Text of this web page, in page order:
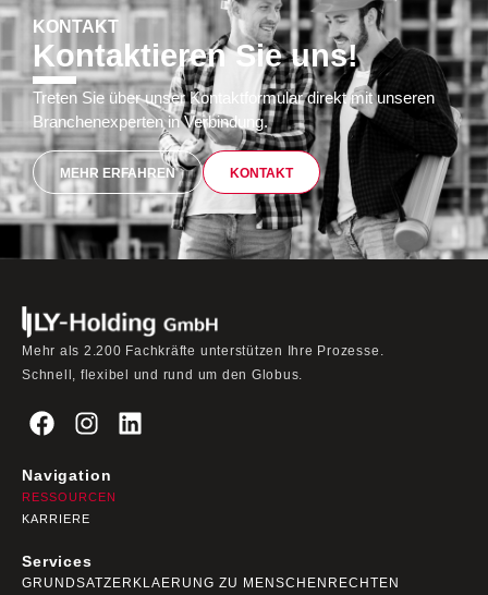
KONTAKT
Kontaktieren Sie uns!
Treten Sie über unser Kontaktformular direkt mit unseren
Branchenexperten in Verbindung.
MEHR ERFAHREN KONTAKT
Mehr als 2.200 Fachkräfte unterstützen Ihre Prozesse.
Schnell, flexibel und rund um den Globus.
Navigation
RESSOURCEN
KARRIERE
Services
GRUNDSATZERKLAERUNG ZU MENSCHENRECHTEN